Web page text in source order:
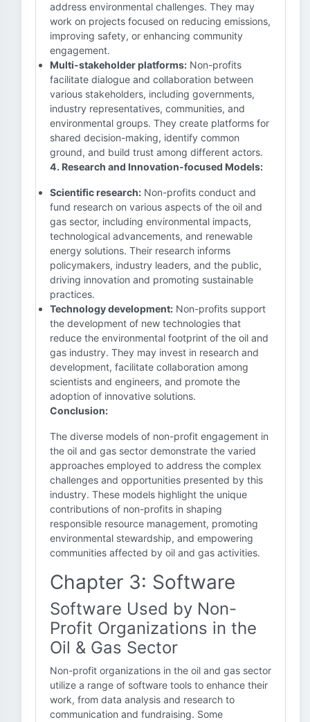
address environmental challenges. They may
work on projects focused on reducing emissions,
improving safety, or enhancing community
engagement.
Multi-stakeholder platforms: Non-profits
facilitate dialogue and collaboration between
various stakeholders, including governments,
industry representatives, communities, and
environmental groups. They create platforms for
shared decision-making, identify common
ground, and build trust among different actors.
4. Research and Innovation-focused Models:
Scientific research: Non-profits conduct and
fund research on various aspects of the oil and
gas sector, including environmental impacts,
technological advancements, and renewable
energy solutions. Their research informs
policymakers, industry leaders, and the public,
driving innovation and promoting sustainable
practices.
Technology development: Non-profits support
the development of new technologies that
reduce the environmental footprint of the oil and
gas industry. They may invest in research and
development, facilitate collaboration among
scientists and engineers, and promote the
adoption of innovative solutions.
Conclusion:
The diverse models of non-profit engagement in
the oil and gas sector demonstrate the varied
approaches employed to address the complex
challenges and opportunities presented by this
industry. These models highlight the unique
contributions of non-profits in shaping
responsible resource management, promoting
environmental stewardship, and empowering
communities affected by oil and gas activities.
Chapter 3: Software
Software Used by Non-
Profit Organizations in the
Oil & Gas Sector
Non-profit organizations in the oil and gas sector
utilize a range of software tools to enhance their
work, from data analysis and research to
communication and fundraising. Some